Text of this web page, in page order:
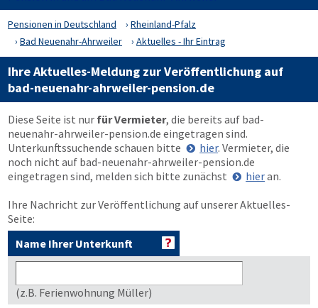
Pensionen in Deutschland
Rheinland-Pfalz
Bad Neuenahr-Ahrweiler
Aktuelles - Ihr Eintrag
Ihre Aktuelles-Meldung zur Veröffentlichung auf
bad-neuenahr-ahrweiler-pension.de
Diese Seite ist nur für Vermieter, die bereits auf bad-
neuenahr-ahrweiler-pension.de eingetragen sind.
Unterkunftssuchende schauen bitte
hier. Vermieter, die
noch nicht auf bad-neuenahr-ahrweiler-pension.de
eingetragen sind, melden sich bitte zunächst
hieran.
Ihre Nachricht zur Veröffentlichung auf unserer Aktuelles-
Seite:
Name Ihrer Unterkunft
(z.B. Ferienwohnung Müller)